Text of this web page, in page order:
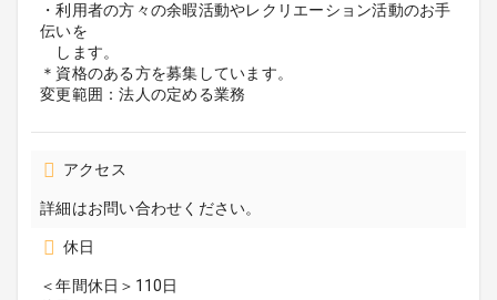
・利用者の方々の余暇活動やレクリエーション活動のお手
伝いを
します。
＊資格のある方を募集しています。
変更範囲：法人の定める業務
アクセス
詳細はお問い合わせください。
休日
＜年間休日＞110日